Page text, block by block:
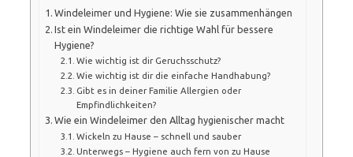
Windeleimer und Hygiene: Wie sie zusammenhängen
Ist ein Windeleimer die richtige Wahl für bessere
Hygiene?
Wie wichtig ist dir Geruchsschutz?
Wie wichtig ist dir die einfache Handhabung?
Gibt es in deiner Familie Allergien oder
Empfindlichkeiten?
Wie ein Windeleimer den Alltag hygienischer macht
Wickeln zu Hause – schnell und sauber
Unterwegs – Hygiene auch fern von zu Hause